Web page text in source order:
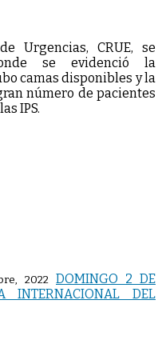
Urgencias, CRUE, se
se evidenció la
camas disponibles y la
número de pacientes
IPS.
2022 DOMINGO 2 DE
INTERNACIONAL DEL